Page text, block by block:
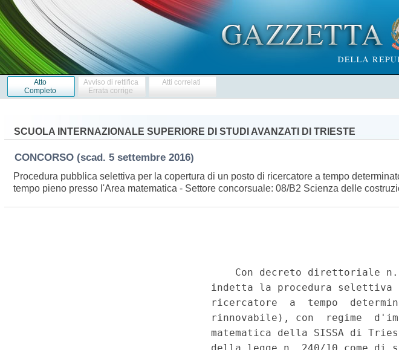
Atto
Completo
Avviso di rettifica
Errata corrige
Atti correlati
SCUOLA INTERNAZIONALE SUPERIORE DI STUDI AVANZATI DI TRIESTE
CONCORSO (scad. 5 settembre 2016)
Procedura pubblica selettiva per la copertura di un posto di ricercatore a tempo
tempo pieno presso l'Area matematica - Settore concorsuale: 08/B2 Scienza delle